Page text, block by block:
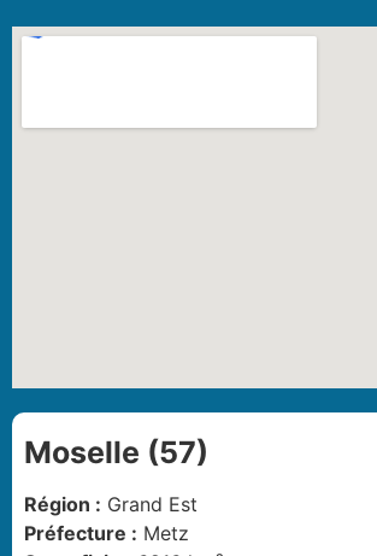
Moselle (57)
Région : Grand Est
Préfecture : Metz